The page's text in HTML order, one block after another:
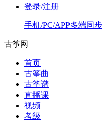
登录/注册
手机/PC/APP多端同步
古筝网
首页
古筝曲
古筝谱
直播课
视频
考级